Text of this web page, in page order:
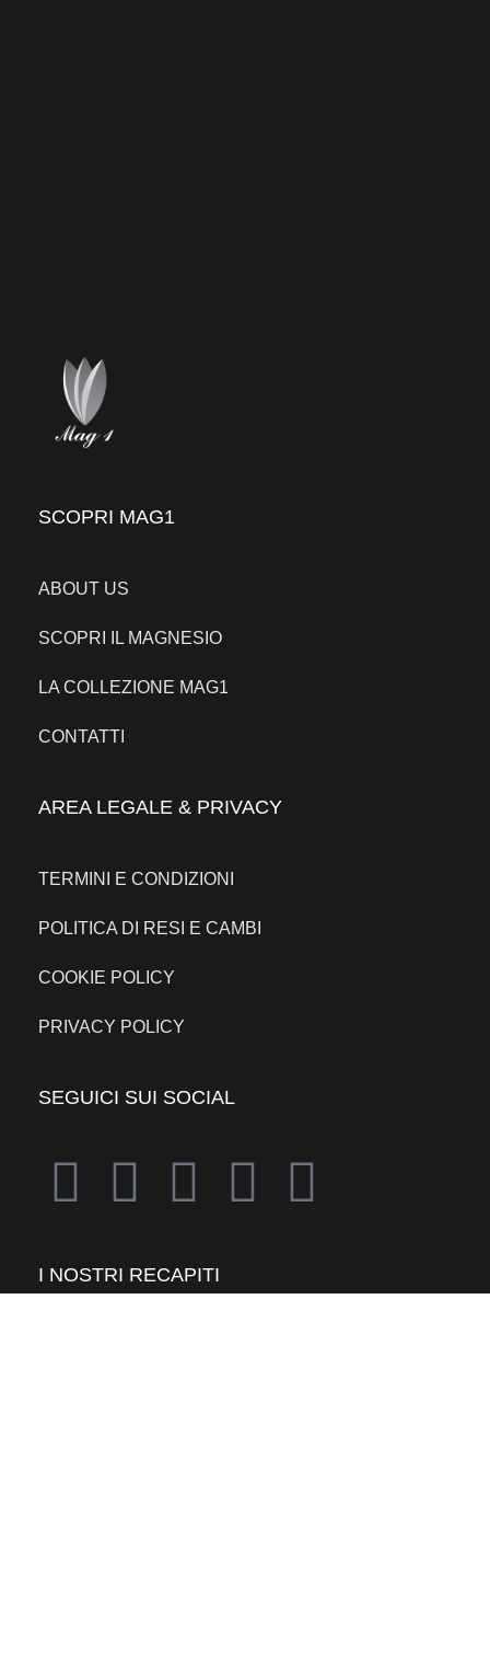
SCOPRI MAG1
ABOUT US
SCOPRI IL MAGNESIO
LA COLLEZIONE MAG1
CONTATTI
AREA LEGALE & PRIVACY
TERMINI E CONDIZIONI
POLITICA DI RESI E CAMBI
COOKIE POLICY
PRIVACY POLICY
SEGUICI SUI SOCIAL
I NOSTRI RECAPITI